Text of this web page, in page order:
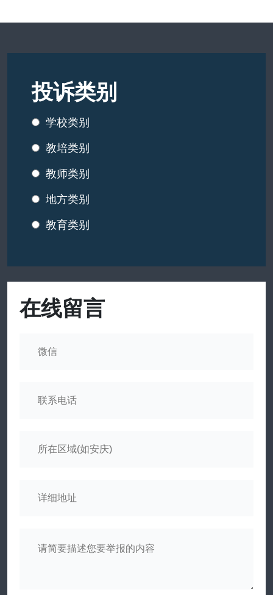
投诉类别
学校类别
教培类别
教师类别
地方类别
教育类别
在线留言